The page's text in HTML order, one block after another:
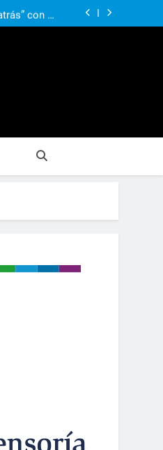
déficit”
con la
“Hubiera
déficit”
con la
“Hubiera